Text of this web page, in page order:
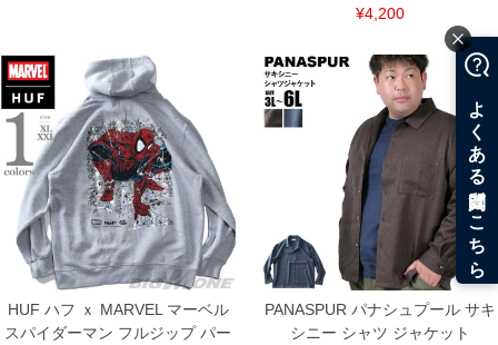
¥4,200
HUF ハフ ｘ MARVEL マーベル
スパイダーマン フルジップ パー
PANASPUR パナシュプール サキ
シニー シャツ ジャケット